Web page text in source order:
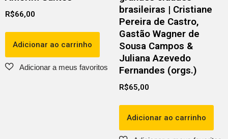
R$66,00
Adicionar ao carrinho
brasileiras | Cristiane
Pereira de Castro,
Gastão Wagner de
Sousa Campos &
Juliana Azevedo
Fernandes (orgs.)
R$65,00
Adicionar ao carrinho